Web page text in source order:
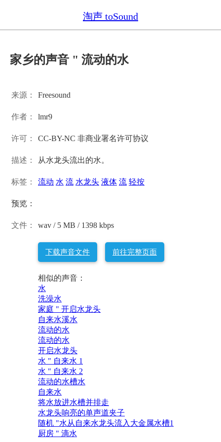
淘声 toSound
家乡的声音 " 流动的水
来源： Freesound
作者： lmr9
许可： CC-BY-NC 非商业署名许可协议
描述： 从水龙头流出的水。
标签： 流动 水 流 水龙头 液体 流 轻按
预览：
文件： wav / 5 MB / 1398 kbps
下载声音文件 前往完整页面
相似的声音：
水
洗澡水
家庭 " 开启水龙头
自来水溪水
流动的水
流动的水
开启水龙头
水 " 自来水 1
水 " 自来水 2
流动的水槽水
自来水
将水放进水槽并排走
水龙头响亮的单声道夹子
随机 "水从自来水龙头流入大金属水槽1
厨房 " 滴水